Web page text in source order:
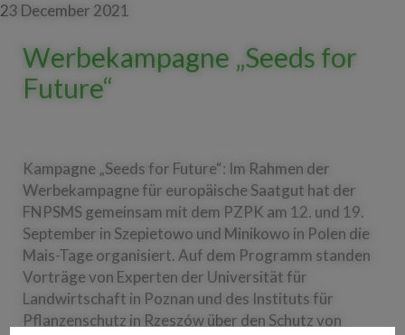
23 December 2021
Werbekampagne „Seeds for
Future“
Kampagne „Seeds for Future“: Im Rahmen der
Werbekampagne für europäische Saatgut hat der
FNPSMS gemeinsam mit dem PZPK am 12. und 19.
September in Szepietowo und Minikowo in Polen die
Mais-Tage organisiert. Auf dem Programm standen
Vorträge von Experten der Universität für
Landwirtschaft in Poznan und des Instituts für
Pflanzenschutz in Rzeszów über den Schutz von